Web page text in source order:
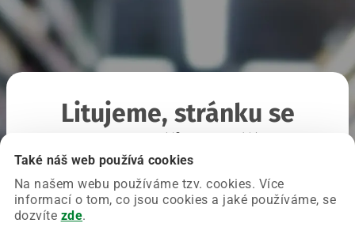
Také náš web používá cookies
Na našem webu používáme tzv. cookies. Více
informací o tom, co jsou cookies a jaké používáme, se
dozvíte zde.
Litujeme, stránku se
Chyba nastala na naší straně a už ji opravujeme.
Zkuste prosím znovu načíst požadovanou stránku.